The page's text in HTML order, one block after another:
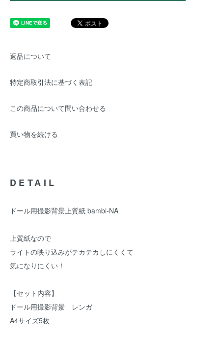
返品について
特定商取引法に基づく表記
この商品について問い合わせる
買い物を続ける
DETAIL
ドール用撮影背景上質紙 bambi-NA
上質紙なので
ライトの映り込みがテカテカしにくくて
気になりにくい！
【セット内容】
ドール用撮影背景 レンガ
A4サイズ5枚